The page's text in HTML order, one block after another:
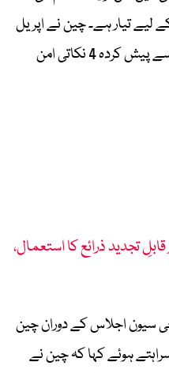
لیے تیار ہے۔ چین نے اپریل
پیش کردہ4نکاتی امن
تجدید ذرائع کا استعمال،
سیون اجلاس کے دوران چین
ہوئے کہا کہ چین نے